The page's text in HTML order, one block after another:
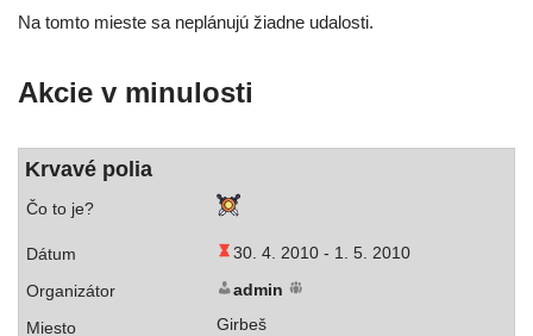
Na tom­to mies­te sa neplá­nu­jú žiad­ne udalosti.
Akcie v minulosti
Krvavé polia
30. 4. 2010 - 1. 5. 2010
admin
Girbeš